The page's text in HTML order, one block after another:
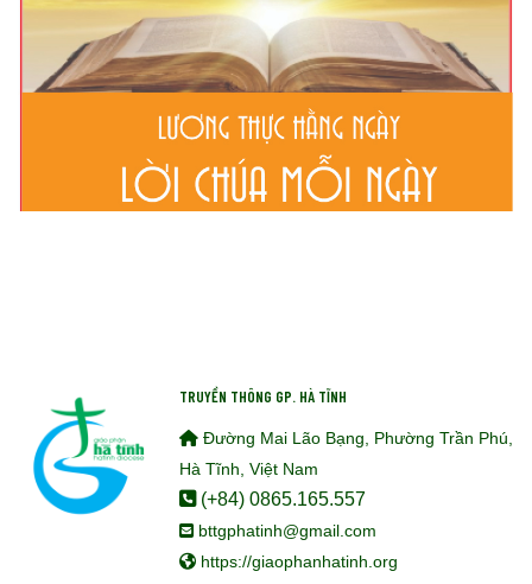
TRUYỀN THÔNG GP. HÀ TĨNH
Đường Mai Lão Bạng, Phường Trần Phú,
Hà Tĩnh, Việt Nam
(+84) 0865.165.557
bttgphatinh@gmail.com
https://giaophanhatinh.org